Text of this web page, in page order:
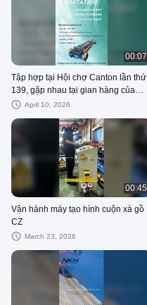
00:07
Tập hợp tại Hội chợ Canton lần thứ
139, gặp nhau tại gian hàng của
chúng tôi, cùng nhau giành chiến
April 10, 2026
00:45
Vận hành máy tạo hình cuộn xà gồ
CZ
March 23, 2026